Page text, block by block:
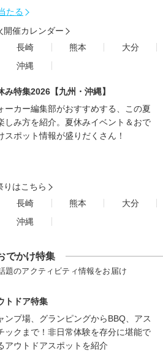
たる
開催カレンダー
長崎 熊本
大分
沖縄
み特集2026【九州・沖縄】
ーカー編集部がおすすめする、この夏
しみ方を紹介。夏休みイベント＆おで
スポット情報が盛りだくさん！
りはこちら
長崎 熊本
大分
沖縄
でかけ特集
題のアクティビティ情報をお届け
トドア特集
ンプ場、グランピングからBBQ、アス
ックまで！非日常体験を存分に堪能で
アウトドアスポットを紹介